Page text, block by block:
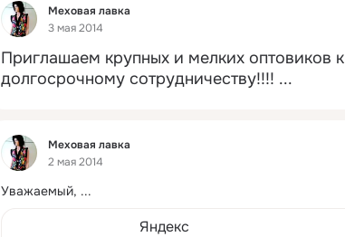
Фид
Меховая лавка
3 мая 2014
Приглашаем крупных и мелких оптовиков к
долгосрочному сотрудничеству!!!! ...
Фид
Меховая лавка
2 мая 2014
Уважаемый, ...
Яндекс